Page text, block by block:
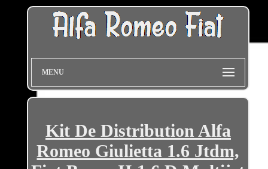
MENU
Kit De Distribution Alfa
Romeo Giulietta 1.6 Jtdm,